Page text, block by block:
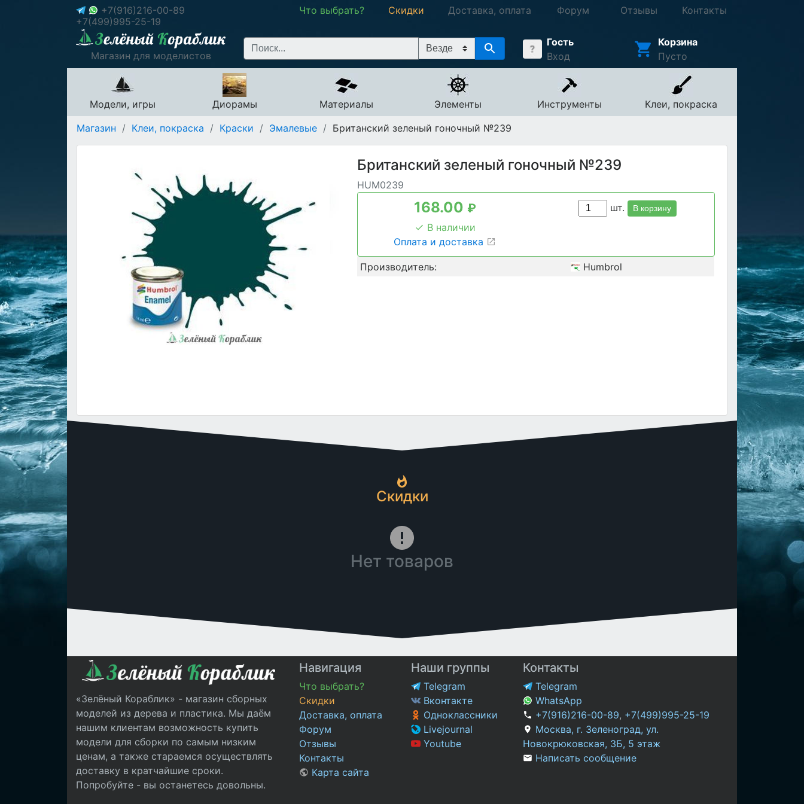
+7(916)216-00-89
+7(499)995-25-19
Что выбрать? Скидки Доставка, оплата Форум Отзывы Контакты
Магазин для моделистов
Гость
Вход
Корзина
Пусто
Модели, игры Диорамы Материалы Элементы Инструменты
Клеи, покраска
Магазин / Клеи, покраска / Краски / Эмалевые / Британский зеленый гоночный №239
Британский зеленый гоночный №239
HUM0239
168.00 ₽
В наличии
Оплата и доставка
шт. В корзину
Производитель: Humbrol
Скидки
Нет товаров
«Зелёный Кораблик» - магазин сборных
моделей из дерева и пластика. Мы даём
нашим клиентам возможность купить
модели для сборки по самым низким
ценам, а также стараемся осуществлять
доставку в кратчайшие сроки.
Попробуйте - вы останетесь довольны.
Навигация
Что выбрать?
Скидки
Доставка, оплата
Форум
Отзывы
Контакты
Карта сайта
Наши группы
Telegram
Вконтакте
Одноклассники
Livejournal
Youtube
Контакты
Telegram
WhatsApp
+7(916)216-00-89, +7(499)995-25-19
Москва, г. Зеленоград, ул.
Новокрюковская, 3Б, 5 этаж
Написать сообщение